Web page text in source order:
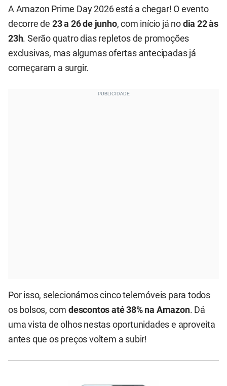
A Amazon Prime Day 2026 está a chegar! O evento
decorre de 23 a 26 de junho, com início já no dia 22 às
23h. Serão quatro dias repletos de promoções
exclusivas, mas algumas ofertas antecipadas já
começaram a surgir.
Por isso, selecionámos cinco telemóveis para todos
os bolsos, comdescontos até 38% na Amazon. Dá
uma vista de olhos nestas oportunidades e aproveita
antes que os preços voltem a subir!